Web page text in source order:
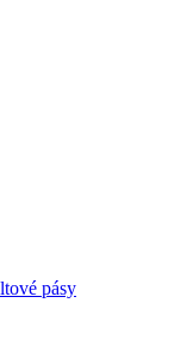
pásy